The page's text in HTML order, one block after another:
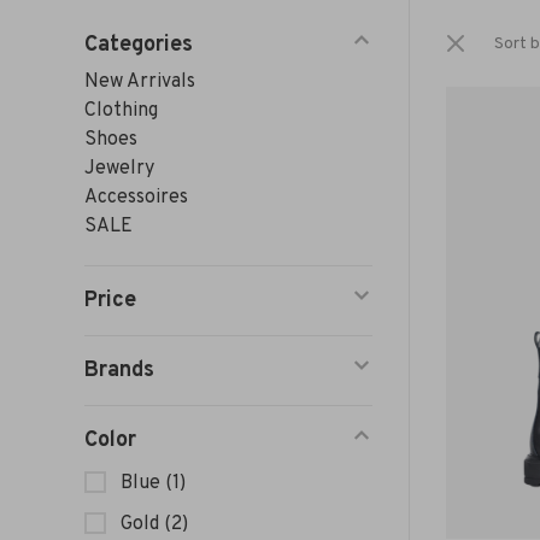
Categories
New Arrivals
Clothing
Shoes
Jewelry
Accessoires
SALE
Price
Brands
Color
Blue (1)
Gold (2)
Sort